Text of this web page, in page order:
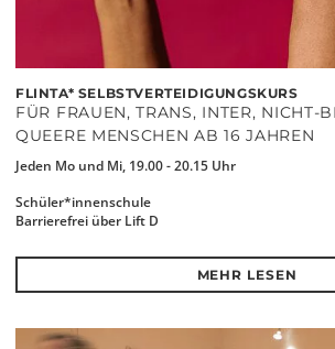
FLINTA* SELBSTVERTEIDIGUNGSKURS
FÜR FRAUEN, TRANS, INTER, NICHT-
QUEERE MENSCHEN AB 16 JAHREN
Jeden Mo und Mi, 19.00 - 20.15 Uhr
Schüler*innenschule
Barrierefrei über Lift D
MEHR LESEN